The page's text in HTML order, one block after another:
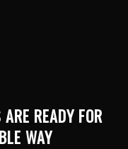
READY FOR
WAY